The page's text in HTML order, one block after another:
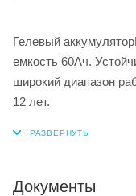
Гелевый
емкость 60Ач.
широкий диапазон
12 лет.
Документы